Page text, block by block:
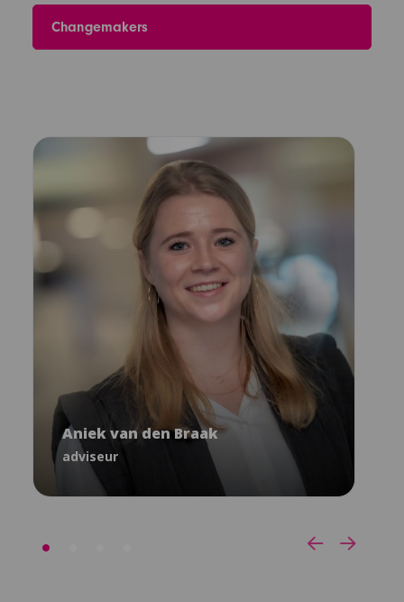
Changemakers
Aniek van den Braak
adviseur
Aniek van den Braak
adviseur
avandenbraak@ncj.nl
06 - 53 97 52 68